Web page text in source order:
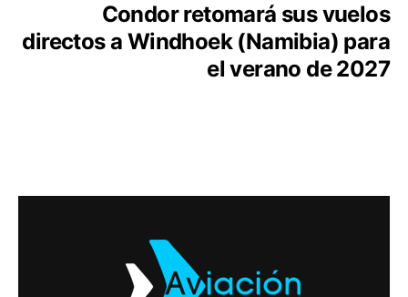
Condor retomará sus vuelos
directos a Windhoek (Namibia) para
el verano de 2027